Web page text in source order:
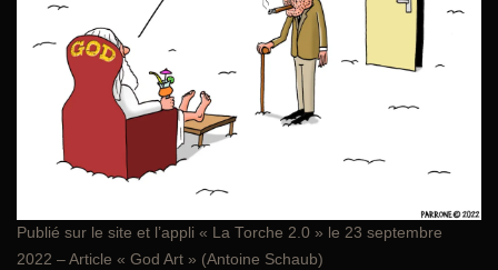
Publié sur le site et l’appli « La Torche 2.0 » le 23 septembre
2022 – Article « God Art » (Antoine Schaub)